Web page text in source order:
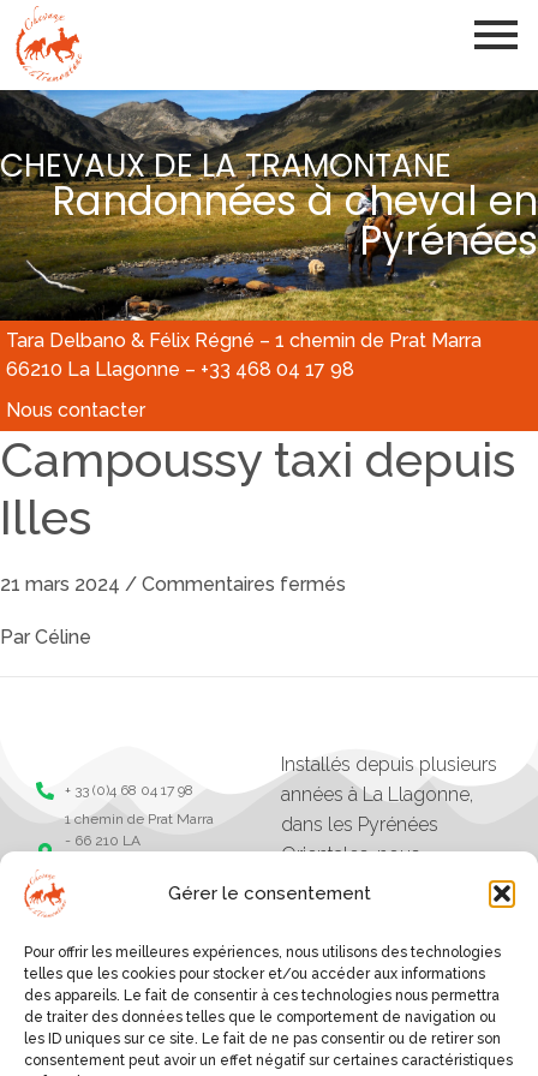
Gérer le consentement
Pour offrir les meilleures expériences, nous utilisons des technologies
telles que les cookies pour stocker et/ou accéder aux informations
des appareils. Le fait de consentir à ces technologies nous permettra
de traiter des données telles que le comportement de navigation ou
les ID uniques sur ce site. Le fait de ne pas consentir ou de retirer son
consentement peut avoir un effet négatif sur certaines caractéristiques
CHEVAUX DE LA TRAMONTANE
Randonnées à cheval en
Pyrénées
Tara Delbano & Félix Régné – 1 chemin de Prat Marra
66210 La Llagonne – +33 468 04 17 98
Nous contacter
Campoussy taxi depuis
Illes
21 mars 2024 / Commentaires fermés
Par Céline
+ 33 (0)4 68 04 17 98
1 chemin de Prat Marra
- 66 210 LA
Pyrénées Orientales
Chevaux de la
tramontane
Installés depuis plusieurs
années à La Llagonne,
dans les Pyrénées
Orientales, nous
organisons des balades,
cheval.
Les excursions vont
d'une heure à plusieurs
jours, et sont organisés
selon le niveau des